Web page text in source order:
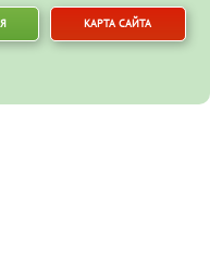
КАРТА САЙТА